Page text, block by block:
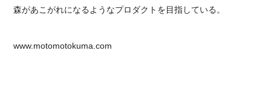
森があこがれになるようなプロダクトを目指している。
www.motomotokuma.com